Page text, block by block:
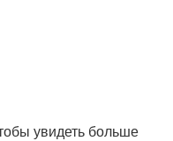
увидеть больше